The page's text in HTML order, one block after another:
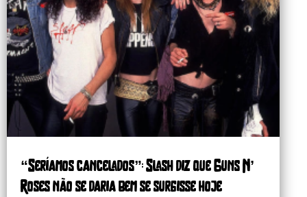
“Seríamos cancelados”: Slash diz que Guns N’
Roses não se daria bem se surgisse hoje